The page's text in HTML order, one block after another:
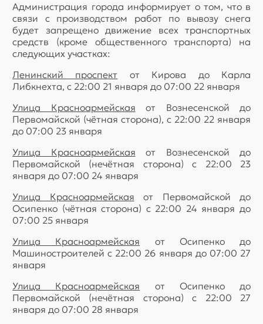
Администрация города информирует о том, что в
связи с производством работ по вывозу снега
будет запрещено движение всех транспортных
средств (кроме общественного транспорта) на
следующих участках:
Ленинский проспект от Кирова до Карла
Либкнехта, с 22:00 21 января до 07:00 22 января
Улица Красноармейская от Вознесенской до
Первомайской (чётная сторона), с 22:00 22 января
до 07:00 23 января
Улица Красноармейская от Вознесенской до
Первомайской (нечётная сторона) с 22:00 23
января до 07:00 24 января
Улица Красноармейская от Первомайской до
Осипенко (чётная сторона) с 22:00 24 января до
07:00 25 января
Улица Красноармейская от Осипенко до
Машиностроителей с 22:00 26 января до 07:00 27
января
Улица Красноармейская от Осипенко до
Первомайской (нечётная сторона) с 22:00 27
января до 07:00 28 января